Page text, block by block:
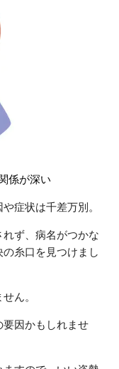
係が深い
症状は千差万別。
ず、病名がつかな
糸口を見つけまし
ん。
因かもしれませ